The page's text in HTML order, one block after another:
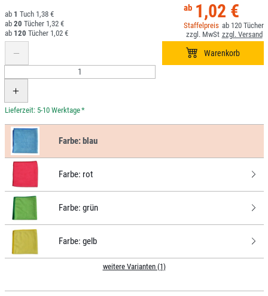
1,02 €
120
1
1,38 €
20
1,32 €
120
1,02 €
*
Farbe:blau
Farbe: rot
Farbe: grün
Farbe: gelb
weitere Varianten (1)